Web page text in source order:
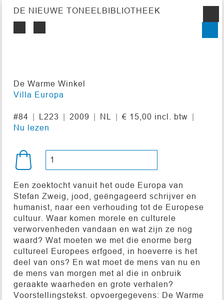
DE NIEUWE TONEELBIBLIOTHEEK
De Warme Winkel
Villa Europa
#84 L223 2009 NL
€ 15,00 incl. btw
Nu lezen
Een zoektocht vanuit het oude Europa van
Stefan Zweig, jood, geëngageerd schrijver en
humanist, naar een verhouding tot de Europese
cultuur. Waar komen morele en culturele
verworvenheden vandaan en wat zijn ze nog
waard? Wat moeten we met die enorme berg
cultureel Europees erfgoed, in hoeverre is het
deel van ons? En wat moet de mens van nu en
de mens van morgen met al die in onbruik
geraakte waarheden en grote verhalen?
Voorstellingstekst. opvoergegevens: De Warme